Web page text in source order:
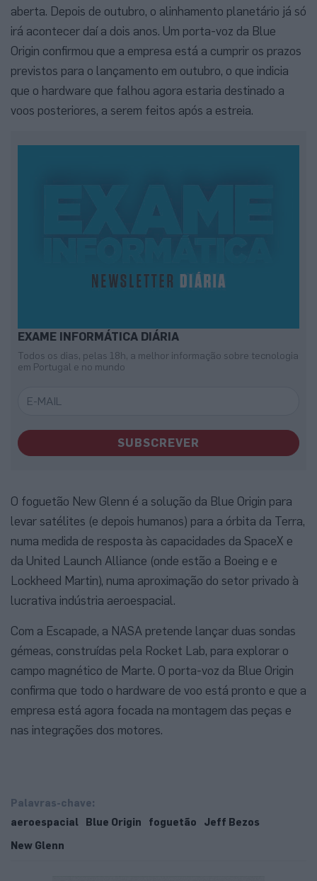
aberta. Depois de outubro, o alinhamento planetário já só
irá acontecer daí a dois anos. Um porta-voz da Blue
Origin confirmou que a empresa está a cumprir os prazos
previstos para o lançamento em outubro, o que indicia
que o hardware que falhou agora estaria destinado a
voos posteriores, a serem feitos após a estreia.
EXAME INFORMÁTICA DIÁRIA
Todos os dias, pelas 18h, a melhor informação sobre tecnologia
em Portugal e no mundo
SUBSCREVER
O foguetão New Glenn é a solução da Blue Origin para
levar satélites (e depois humanos) para a órbita da Terra,
numa medida de resposta às capacidades da SpaceX e
da United Launch Alliance (onde estão a Boeing e e
Lockheed Martin), numa aproximação do setor privado à
lucrativa indústria aeroespacial.
Com a Escapade, a NASA pretende lançar duas sondas
gémeas, construídas pela Rocket Lab, para explorar o
campo magnético de Marte. O porta-voz da Blue Origin
confirma que todo o hardware de voo está pronto e que a
empresa está agora focada na montagem das peças e
nas integrações dos motores.
Palavras-chave:
aeroespacial
Blue Origin foguetão
Jeff Bezos
New Glenn